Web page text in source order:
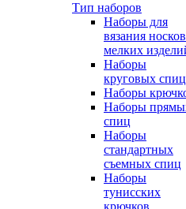
Тип наборов
Наборы для
вязания
мелких
Наборы
круговых спиц
Наборы
Наборы
спиц
Наборы
стандартных
съемных спиц
Наборы
тунисских
крючков